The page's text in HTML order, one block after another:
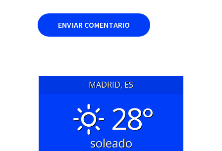
MADRID, ES
28°
soleado